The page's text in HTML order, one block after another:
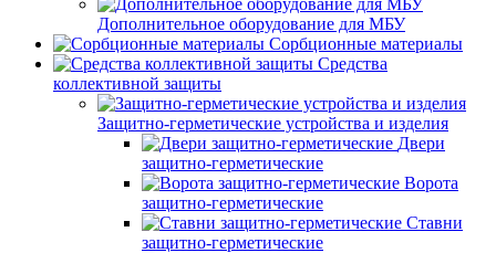
Дополнительное оборудование для МБУ
Сорбционные материалы
Средства
коллективной защиты
Защитно-герметические устройства и изделия
Двери
защитно-герметические
Ворота
защитно-герметические
Ставни
защитно-герметические